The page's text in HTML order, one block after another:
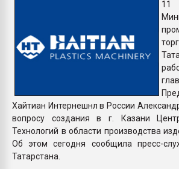
11
Хайтиан Интернешнл в России
вопросу создания в г. Казани
Технологий в области производства
Об этом сегодня сообщила пресс-
Татарстана.